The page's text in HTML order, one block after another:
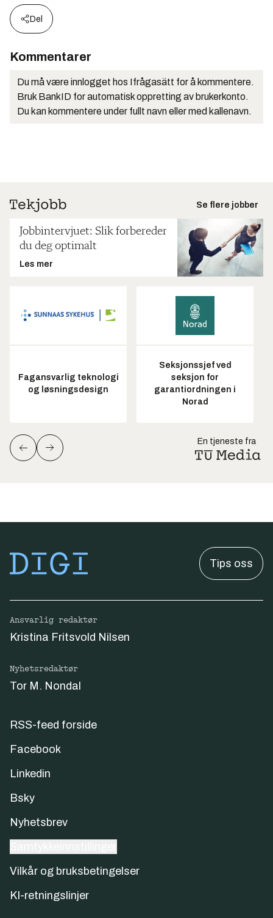
Del
Kommentarer
Du må være innlogget hos Ifrågasätt for å kommentere.
Bruk BankID for automatisk oppretting av brukerkonto.
Du kan kommentere under fullt navn eller med kallenavn.
Se flere jobber
Jobbintervjuet: Slik forbereder
du deg optimalt
Les mer
Fagansvarlig teknologi
og løsningsdesign
Seksjonssjef ved
seksjon for
garantiordningen i
Norad
En tjeneste fra
Tips oss
Ansvarlig redaktør
Kristina Fritsvold Nilsen
Nyhetsredaktør
Tor M. Nondal
RSS-feed forside
Facebook
Linkedin
Bsky
Nyhetsbrev
Vilkår og bruksbetingelser
KI-retningslinjer